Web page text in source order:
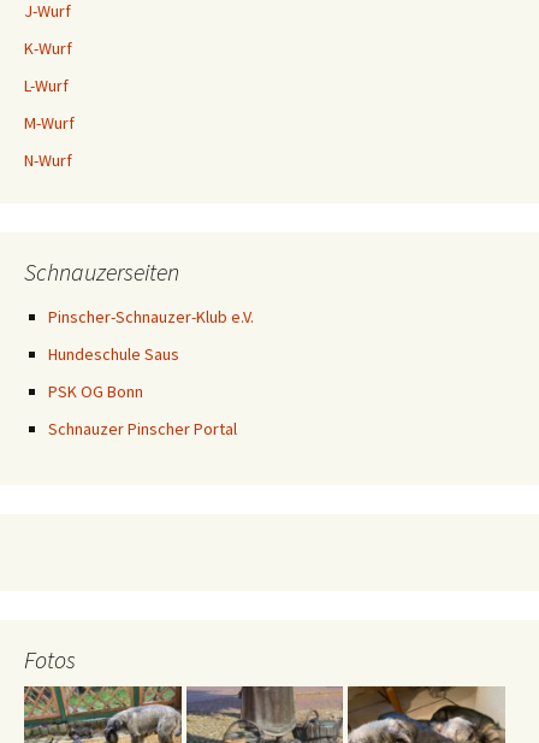
J-Wurf
K-Wurf
L-Wurf
M-Wurf
N-Wurf
Schnauzerseiten
Pinscher-Schnauzer-Klub e.V.
Hundeschule Saus
PSK OG Bonn
Schnauzer Pinscher Portal
Fotos